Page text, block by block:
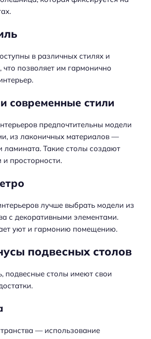
в различных стилях и
что позволяет им гармонично
современные стили
предпочтительны модели
из лаконичных материалов —
ламината. Такие столы создают
просторности.
лучше выбрать модели из
с декоративными элементами.
уют и гармонию помещению.
подвесных столов
подвесные столы имеют свои
— использование